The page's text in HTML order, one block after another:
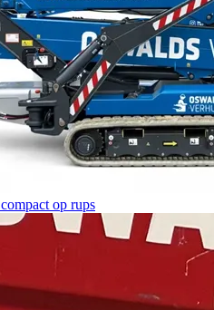
compact op rups